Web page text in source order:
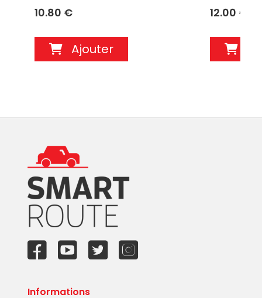
10.80 €
Ajouter
12.00 €
Informations